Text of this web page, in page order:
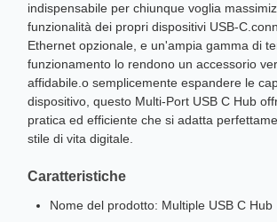
indispensabile per chiunque voglia
funzionalità dei propri dispositivi USB-
Ethernet opzionale, e un'ampia gamma di
funzionamento lo rendono un accessorio
affidabile.o semplicemente espandere le
dispositivo, questo Multi-Port USB C Hub
pratica ed efficiente che si adatta
stile di vita digitale.
Caratteristiche
Nome del prodotto: Multiple USB C Hub